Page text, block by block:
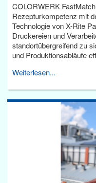
COLORWERK
Rezepturkompetenz mit
Technologie von X-Rite
Druckereien und
standortübergreifend zu
und Produktionsabläufe
Weiterlesen...